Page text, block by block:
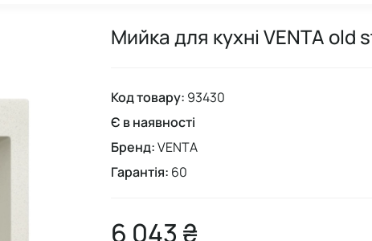
Мийка для кухні VENTA
Код товару: 93430
Є в наявності
Бренд:VENTA
Гарантія: 60
6 043 ₴